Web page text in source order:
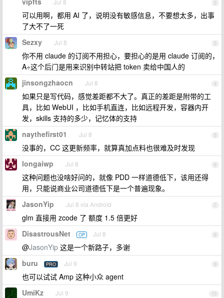
2
Jul 8
可以用啊，都用 AI 了，说明没有敏感信息，不要想太多，出事
了大不了一死
3
Sezxy Jul 8
你不用 claude 的订阅不用担心，要担心的是用 claude 订阅的，
A÷这个后门是用来识别中转站把 token 卖给中国人的
4
jinsongzhaocn Jul 8
如果只是写代码，感觉差距都不大了。真正的差距是附带的工
具，比如 WebUI ，比如手机直连，比如远程开发，容器内开
发，skills 支持的多少，记忆体的支持
5
naythefirst01 Jul 8
没事的，CC 这更新频率，就算真加点料也很难及时发现
6
longaiwp Jul 8
这种问题也没啥好问的，就像 PDD 一样道德低下，该用还得
用，只能说商业公司道德低下是一个普遍现象。
7
JasonYip Jul 8 via Android
glm 直接用 zcode 了 额度 1.5 倍更好
8
DisastrousNet OP Jul 8
@JasonYip 这是一个新路子，多谢
9
buru PRO Jul 9
也可以试试 Amp 这种小众 agent
10
UmiKz Jul 9